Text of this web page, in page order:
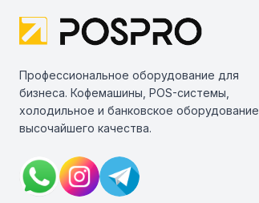
Профессиональное оборудование для
бизнеса. Кофемашины, POS-системы,
холодильное и банковское оборудование
высочайшего качества.